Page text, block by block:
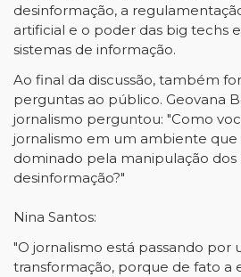
desinformação, a
artificial e o poder das big techs
sistemas de informação.
Ao final da discussão, também
perguntas ao público. Geovana
jornalismo perguntou: "Como
jornalismo em um ambiente que
dominado pela manipulação
desinformação?"
Nina Santos:
"O jornalismo está passando
transformação, porque de fato a